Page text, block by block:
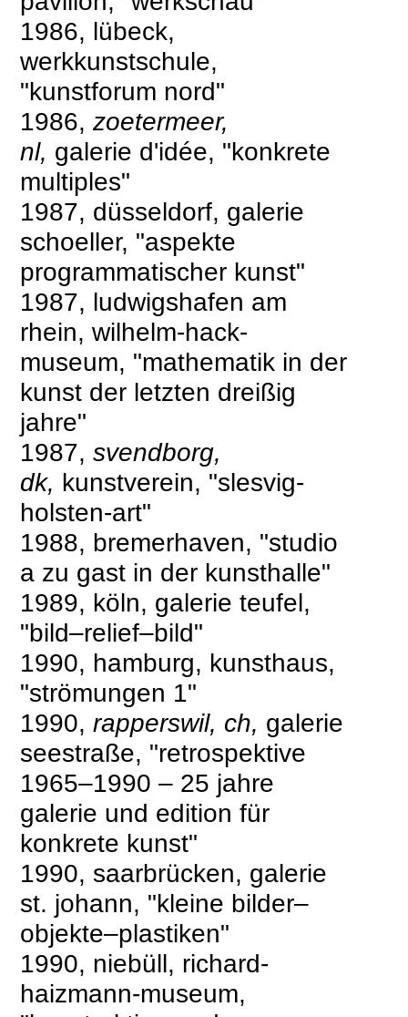
1986, lübeck,
werkkunstschule,
"kunstforum nord"
1986,zoetermeer,
nl, galerie d'idée, "konkrete
multiples"
1987, düsseldorf, galerie
schoeller, "aspekte
programmatischer kunst"
1987, ludwigshafen am
rhein, wilhelm-hack-
museum, "mathematik in der
kunst der letzten dreißig
jahre"
1987,svendborg,
dk, kunstverein, "slesvig-
holsten-art"
1988, bremerhaven, "studio
a zu gast in der kunsthalle"
1989, köln, galerie teufel,
"bild–relief–bild"
1990, hamburg, kunsthaus,
"strömungen 1"
1990,rapperswil, ch, galerie
seestraße, "retrospektive
1965–1990 – 25 jahre
galerie und edition für
konkrete kunst"
1990, saarbrücken, galerie
st. johann, "kleine bilder–
objekte–plastiken"
1990, niebüll, richard-
haizmann-museum,